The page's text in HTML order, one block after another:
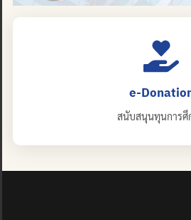
e-
สนับสนุนทุนการศึ